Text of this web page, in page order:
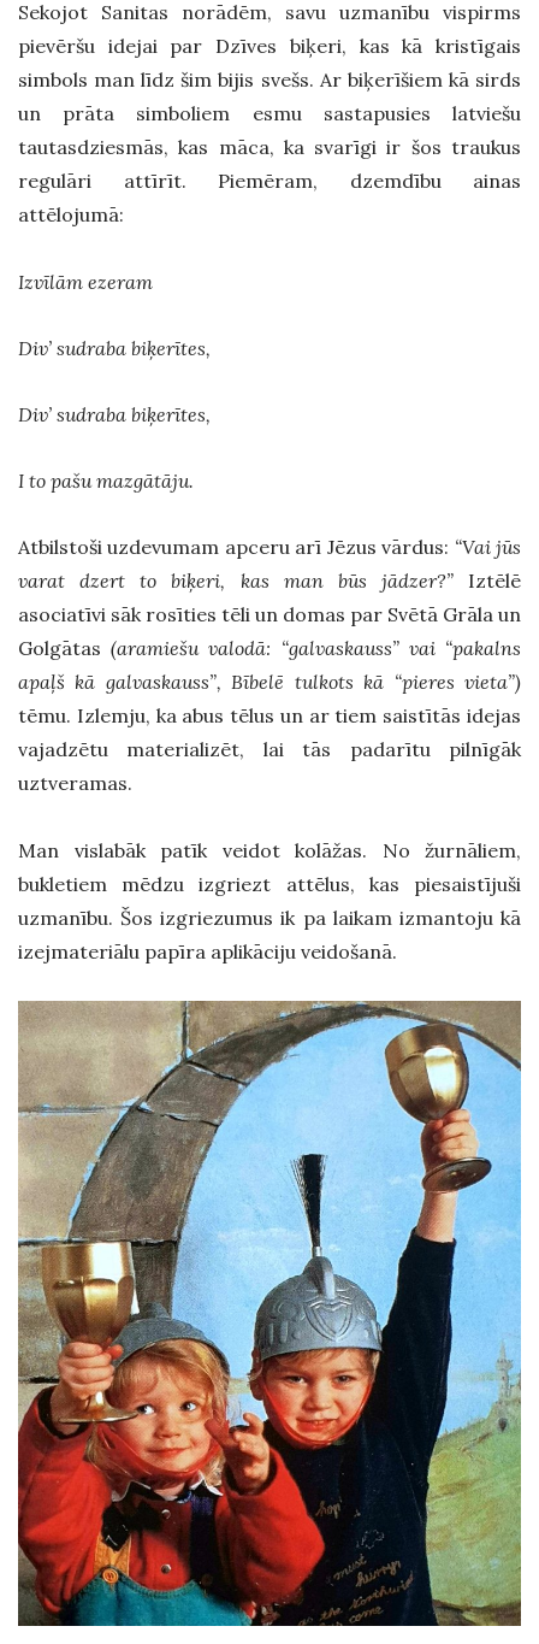
Sekojot Sanitas norādēm, savu uzmanību vispirms
pievēršu idejai par Dzīves biķeri, kas kā kristīgais
simbols man līdz šim bijis svešs. Ar biķerīšiem kā sirds
un prāta simboliem esmu sastapusies latviešu
tautasdziesmās, kas māca, ka svarīgi ir šos traukus
regulāri attīrīt. Piemēram, dzemdību ainas
attēlojumā:
Izvīlām ezeram
Div’ sudraba biķerītes,
Div’ sudraba biķerītes,
I to pašu mazgātāju.
Atbilstoši uzdevumam apceru arī Jēzus vārdus: “Vai jūs
varat dzert to biķeri, kas man būs jādzer?”Iztēlē
asociatīvi sāk rosīties tēli un domas par Svētā Grāla un
Golgātas(aramiešu valodā: “galvaskauss” vai “pakalns
apaļš kā galvaskauss”, Bībelē tulkots kā “pieres vieta”)
tēmu. Izlemju, ka abus tēlus un ar tiem saistītās idejas
vajadzētu materializēt, lai tās padarītu pilnīgāk
uztveramas.
Man vislabāk patīk veidot kolāžas. No žurnāliem,
bukletiem mēdzu izgriezt attēlus, kas piesaistījuši
uzmanību. Šos izgriezumus ik pa laikam izmantoju kā
izejmateriālu papīra aplikāciju veidošanā.